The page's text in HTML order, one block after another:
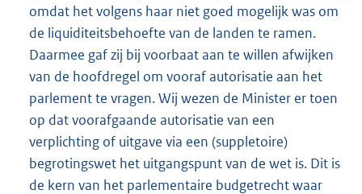
omdat het volgens haar niet goed mogelijk was om
de liquiditeitsbehoefte van de landen te ramen.
Daarmee gaf zij bij voorbaat aan te willen afwijken
van de hoofdregel om vooraf autorisatie aan het
parlement te vragen. Wij wezen de Minister er toen
op dat voorafgaande autorisatie van een
verplichting of uitgave via een (suppletoire)
begrotingswet het uitgangspunt van de wet is. Dit is
de kern van het parlementaire budgetrecht waar